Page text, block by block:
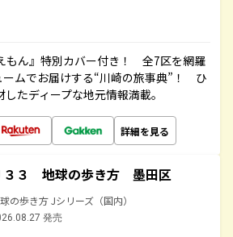
もん』特別カバー付き！ 全7区を網羅
ームでお届けする“川崎の旅事典”！ ひ
たディープな地元情報満載。
詳細を見る
３３ 地球の歩き方 墨田区
の歩き方 Jシリーズ（国内）
発売